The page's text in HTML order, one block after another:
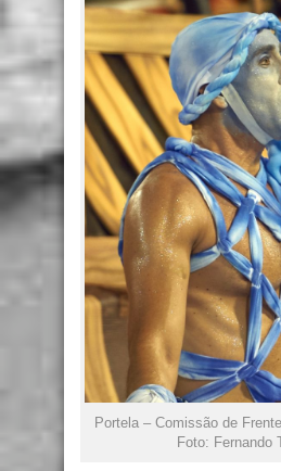
Portela – Comissão de
Foto: Fernando